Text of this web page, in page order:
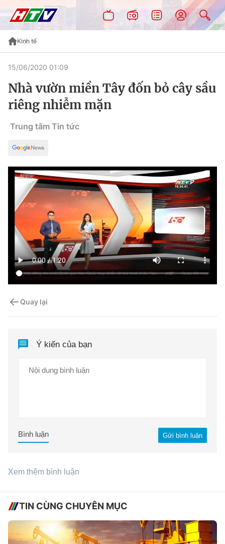
Kinh tế
15/06/2020 01:09
Nhà vườn miền Tây đốn bỏ cây sầu
riêng nhiễm mặn
Trung tâm Tin tức
Quay lại
Ý kiến của bạn
Gửi bình luận
Bình luận
Xem thêm bình luận
TIN CÙNG CHUYÊN MỤC